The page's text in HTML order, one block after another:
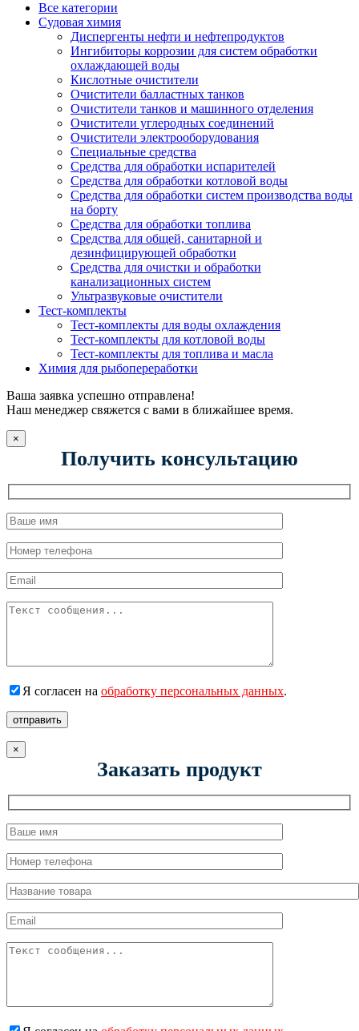
Все категории
Судовая химия
Диспергенты нефти и нефтепродуктов
Ингибиторы коррозии для систем обработки
охлаждающей воды
Кислотные очистители
Очистители балластных танков
Очистители танков и машинного отделения
Очистители углеродных соединений
Очистители электрооборудования
Специальные средства
Средства для обработки испарителей
Средства для обработки котловой воды
Средства для обработки систем производства воды
на борту
Средства для обработки топлива
Средства для общей, санитарной и
дезинфицирующей обработки
Средства для очистки и обработки
канализационных систем
Ультразвуковые очистители
Тест-комплекты
Тест-комплекты для воды охлаждения
Тест-комплекты для котловой воды
Тест-комплекты для топлива и масла
Химия для рыбопереработки
Ваша заявка успешно отправлена!
Наш менеджер свяжется с вами в ближайшее время.
×
Получить консультацию
Я согласен на обработку персональных данных.
отправить
×
Заказать продукт